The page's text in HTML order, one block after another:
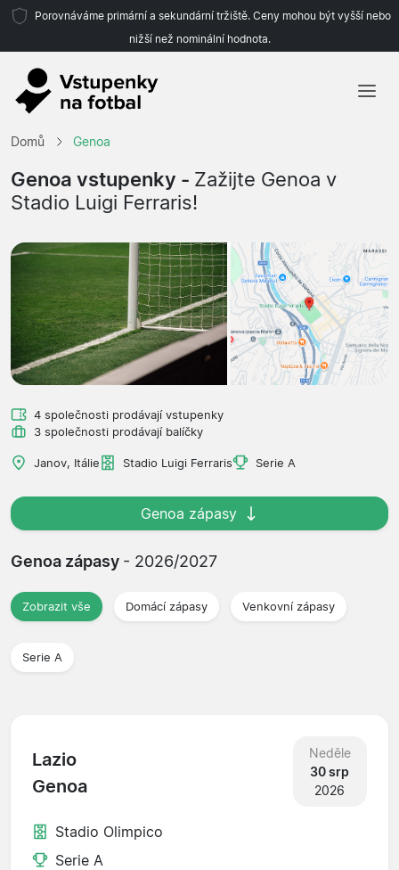
Porovnáváme primární a sekundární tržiště. Ceny mohou být vyšší nebo
nižší než nominální hodnota.
Týmy
Ligy
Domů Genoa
Genoa vstupenky - Zažijte Genoa v
Stadio Luigi Ferraris!
4 společnosti prodávají vstupenky
3 společnosti prodávají balíčky
Janov, Itálie Stadio Luigi Ferraris Serie A
Genoa zápasy
Genoa zápasy - 2026/2027
Zobrazit vše Domácí zápasy Venkovní zápasy
Serie A
Lazio
Genoa
Neděle
30 srp
2026
Stadio Olimpico
Serie A